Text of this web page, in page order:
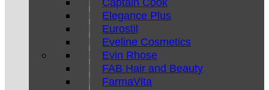
Elegance Plus
Eurostil
Eveline Cosmetics
Evin Rhose
FAB Hair and Beauty
FarmaVita